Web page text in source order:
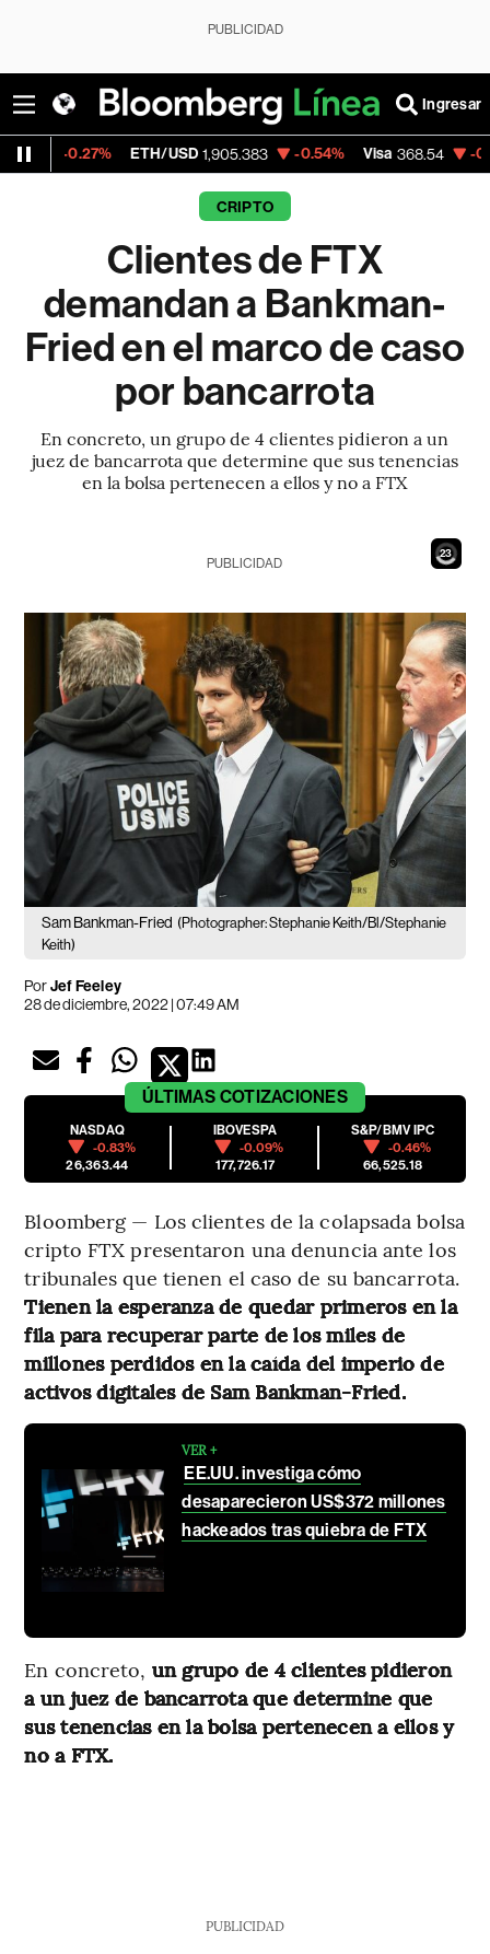
PUBLICIDAD
Ingresar
ETH/USD 1,905.383 -0.54% Visa 368.54 -0.28%
CRIPTO
Clientes de FTX
demandan a Bankman-
Fried en el marco de caso
por bancarrota
En concreto, un grupo de 4 clientes pidieron a un
juez de bancarrota que determine que sus tenencias
en la bolsa pertenecen a ellos y no a FTX
21
PUBLICIDAD
Sam Bankman-Fried (Photographer: Stephanie Keith/Bl/Stephanie
Keith)
PorJef Feeley
28 de diciembre, 2022 | 07:49 AM
ÚLTIMAS COTIZACIONES
NASDAQ
-0.83%
26,363.44
IBOVESPA
-0.09%
177,726.17
S&P/BMV IPC
-0.46%
66,525.18
Bloomberg — Los clientes de la colapsada bolsa
cripto FTX presentaron una denuncia ante los
tribunales que tienen el caso de su bancarrota.
Tienen la esperanza de quedar primeros en la
fila para recuperar parte de los miles de
millones perdidos en la caída del imperio de
activos digitales de Sam Bankman-Fried.
VER +
EE.UU. investiga cómo
desaparecieron US$372 millones
hackeados tras quiebra de FTX
En concreto, un grupo de 4 clientes pidieron
a un juez de bancarrota que determine que
sus tenencias en la bolsa pertenecen a ellos y
no a FTX.
PUBLICIDAD